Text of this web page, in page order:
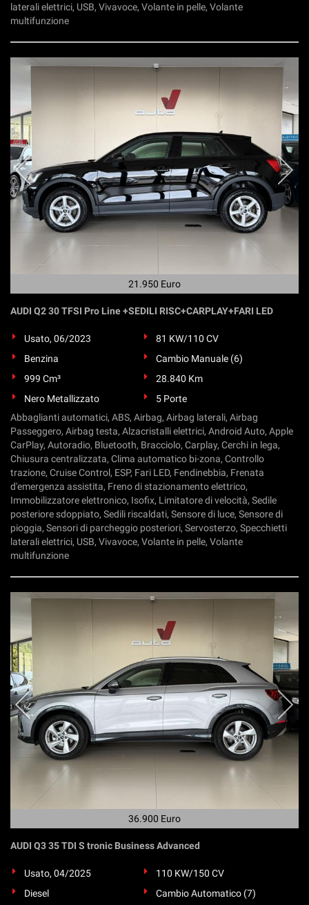
laterali elettrici, USB, Vivavoce, Volante in pelle, Volante
multifunzione
21.950 Euro
AUDI Q2 30 TFSI Pro Line +SEDILI RISC+CARPLAY+FARI LED
Usato, 06/2023
81 KW/110 CV
Benzina
Cambio Manuale (6)
999 Cm³
28.840 Km
Nero Metallizzato
5 Porte
Abbaglianti automatici, ABS, Airbag, Airbag laterali, Airbag
Passeggero, Airbag testa, Alzacristalli elettrici, Android Auto, Apple
CarPlay, Autoradio, Bluetooth, Bracciolo, Carplay, Cerchi in lega,
Chiusura centralizzata, Clima automatico bi-zona, Controllo
trazione, Cruise Control, ESP, Fari LED, Fendinebbia, Frenata
d'emergenza assistita, Freno di stazionamento elettrico,
Immobilizzatore elettronico, Isofix, Limitatore di velocità, Sedile
posteriore sdoppiato, Sedili riscaldati, Sensore di luce, Sensore di
pioggia, Sensori di parcheggio posteriori, Servosterzo, Specchietti
laterali elettrici, USB, Vivavoce, Volante in pelle, Volante
multifunzione
36.900 Euro
AUDI Q3 35 TDI S tronic Business Advanced
Usato, 04/2025
110 KW/150 CV
Diesel
Cambio Automatico (7)